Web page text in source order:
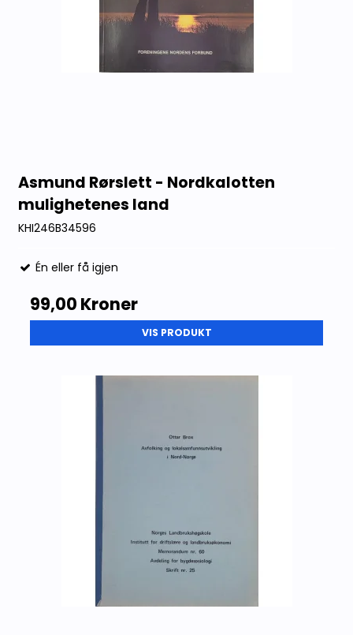
Asmund Rørslett - Nordkalotten
mulighetenes land
KHI246B34596
Én eller få igjen
99,00 Kroner
VIS PRODUKT